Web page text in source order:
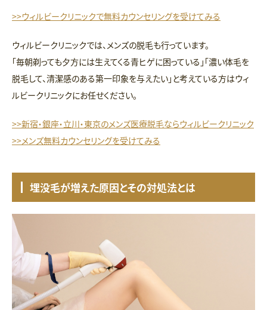
>>ウィルビークリニックで無料カウンセリングを受けてみる
ウィルビークリニックでは、メンズの脱毛も行っています。
「毎朝剃っても夕方には生えてくる青ヒゲに困っている」「濃い体毛を
脱毛して、清潔感のある第一印象を与えたい」と考えている方はウィ
ルビークリニックにお任せください。
>>新宿・銀座・立川・東京のメンズ医療脱毛ならウィルビークリニック
>>メンズ無料カウンセリングを受けてみる
埋没毛が増えた原因とその対処法とは